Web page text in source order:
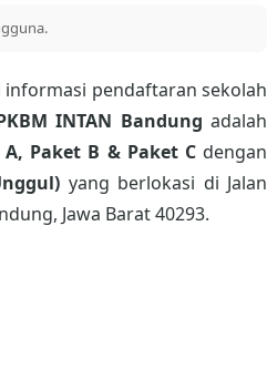
informasi pendaftaran sekolah
INTAN Bandung adalah
Paket B & Paket Cdengan
yang berlokasi di Jalan
Jawa Barat 40293.